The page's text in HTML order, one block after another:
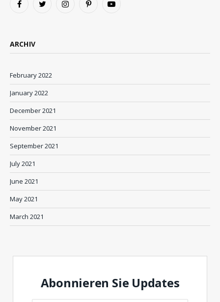
FacebookTwitter InstagramPinterestYouTube
ARCHIV
February 2022
January 2022
December 2021
November 2021
September 2021
July 2021
June 2021
May 2021
March 2021
Abonnieren Sie Updates